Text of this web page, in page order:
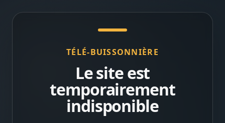
TÉLÉ-BUISSONNIÈRE
Le site est
temporairement
indisponible